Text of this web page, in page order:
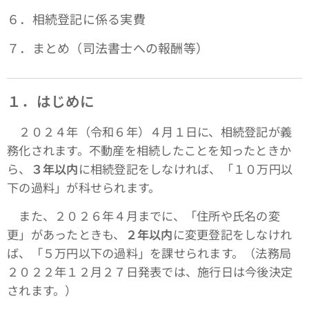
６．相続登記に係る実費
７．まとめ（司法書士への報酬等）
１．はじめに
２０２４年（令和６年）４月１日に、相続登記が義
務化されます。不動産を相続したことを知ったときか
ら、
３年以内に相続登記をしなければ、「１０万円以
下の過料」が科せられます。
また、２０２６年４月までに、「住所や氏名の変
更」があったときも、
２年以内に変更登記をしなけれ
ば、「５万円以下の過料」を課せられます。（法務局
２０２２年１２月２７日発表では、施行日は今後決定
されます。）